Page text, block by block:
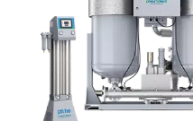
Jäähdytysilmankuivain
jäähdyttämiseen noin
seurauksena ilmassa
Ne ovat oikea
°F ja tavoitteena on